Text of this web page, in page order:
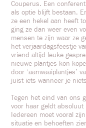
Couperus. Een
als optie blijft bestaan.
ze een hekel aan heeft
ging ze dan weer even
mensen te zijn waar ze
het verjaardagsfeestje
vriend altijd leuke
nieuwe plantjes kon
door ‘aanwaaiplantjes’
juist iets wanneer je
Tegen het eind van ons
voor haar geldt
Iedereen moet vooral
situatie en behoeften